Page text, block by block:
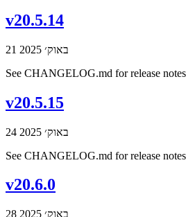
v20.5.14
21 באוק׳ 2025
See CHANGELOG.md for release notes
v20.5.15
24 באוק׳ 2025
See CHANGELOG.md for release notes
v20.6.0
28 באוק׳ 2025